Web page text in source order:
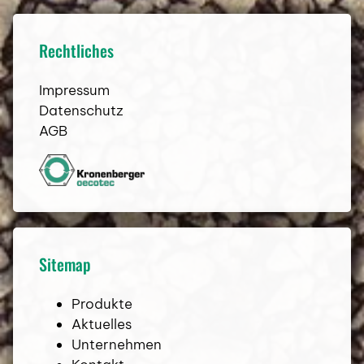
Rechtliches
Impressum
Datenschutz
AGB
Sitemap
Produkte
Aktuelles
Unternehmen